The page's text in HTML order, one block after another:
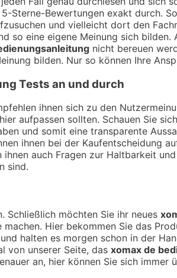
Bewertungen exakt durch.
und vielleicht dort den
so eine eigene Meinung sich
nicht bereuen
bilden. Nur so können Ihre
Tests an und durch
ihnen sich zu den
aufpassen sollten. Schauen Sie
und somit eine transparente
ihnen bei der Kaufentscheidung
auch Fragen zur Haltbarkeit
sind.
Schließlich möchten Sie ihr neues
Hier bekommen Sie das
und halten es morgen schon in der
von unserer Seite, das xomax de
an, hier können Sie sich